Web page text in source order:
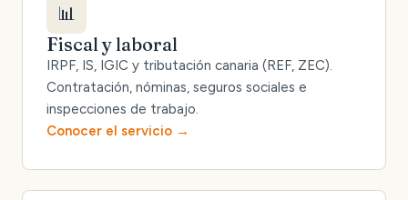
📊
Fiscal y laboral
IRPF, IS, IGIC y tributación canaria (REF, ZEC).
Contratación, nóminas, seguros sociales e
inspecciones de trabajo.
Conocer el servicio